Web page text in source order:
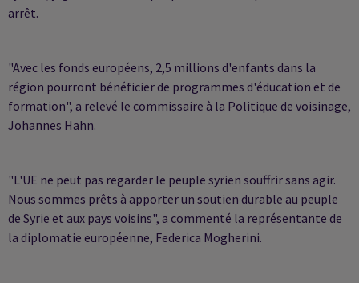
arrêt.
"Avec les fonds européens, 2,5 millions d'enfants dans la
région pourront bénéficier de programmes d'éducation et de
formation", a relevé le commissaire à la Politique de voisinage,
Johannes Hahn.
"L'UE ne peut pas regarder le peuple syrien souffrir sans agir.
Nous sommes prêts à apporter un soutien durable au peuple
de Syrie et aux pays voisins", a commenté la représentante de
la diplomatie européenne, Federica Mogherini.